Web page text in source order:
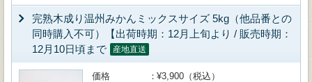
完熟木成り温州みかんミックスサイズ 5kg（他品番との
同時購入不可）【出荷時期：12月上旬より / 販売時期：
12月10日頃まで
産地直送
価格
¥3,900（税込）